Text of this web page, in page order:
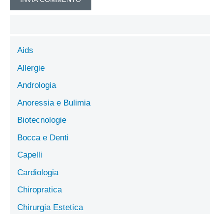
Aids
Allergie
Andrologia
Anoressia e Bulimia
Biotecnologie
Bocca e Denti
Capelli
Cardiologia
Chiropratica
Chirurgia Estetica